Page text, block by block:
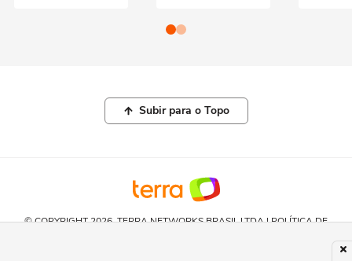
Subir para o Topo
© COPYRIGHT 2026, TERRA NETWORKS BRASIL LTDA |POLÍTICA DE